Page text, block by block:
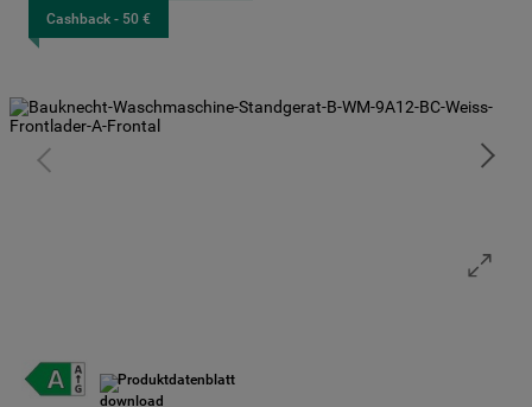
Cashback - 50 €
Produktdatenblatt
6. kühlschrank
mikrowelle